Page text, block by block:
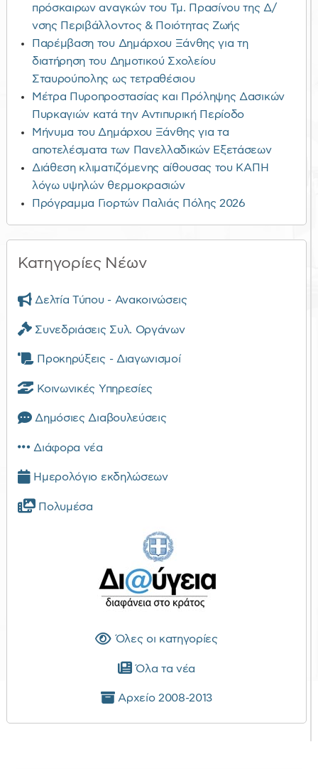
πρόσκαιρων αναγκών του Τμ. Πρασίνου της Δ/
νσης Περιβάλλοντος & Ποιότητας Ζωής
Παρέμβαση του Δημάρχου Ξάνθης για τη
διατήρηση του Δημοτικού Σχολείου
Σταυρούπολης ως τετραθέσιου
Μέτρα Πυροπροστασίας και Πρόληψης Δασικών
Πυρκαγιών κατά την Αντιπυρική Περίοδο
Μήνυμα του Δημάρχου Ξάνθης για τα
αποτελέσματα των Πανελλαδικών Εξετάσεων
Διάθεση κλιματιζόμενης αίθουσας του ΚΑΠΗ
λόγω υψηλών θερμοκρασιών
Πρόγραμμα Γιορτών Παλιάς Πόλης 2026
Κατηγορίες Νέων
Δελτία Τύπου - Ανακοινώσεις
Συνεδριάσεις Συλ. Οργάνων
Προκηρύξεις - Διαγωνισμοί
Κοινωνικές Υπηρεσίες
Δημόσιες Διαβουλεύσεις
Διάφορα νέα
Ημερολόγιο εκδηλώσεων
Πολυμέσα
Όλες οι κατηγορίες
Όλα τα νέα
Αρχείο 2008-2013